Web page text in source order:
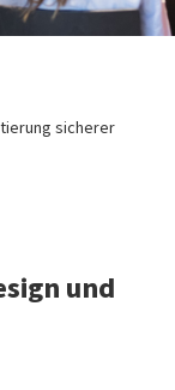
sicherer
und